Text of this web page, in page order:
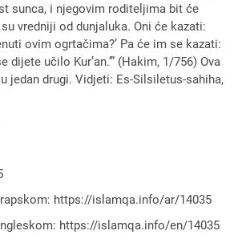
sunca, i njegovim roditeljima bit će
vredniji od dunjaluka. Oni će kazati:
ovim ogrtačima?’ Pa će im se kazati:
dijete učilo Kur’an.’” (Hakim, 1/756) Ova
jedan drugi. Vidjeti: Es-Silsiletus-sahiha,
https://islamqa.info/ar/14035
https://islamqa.info/en/14035